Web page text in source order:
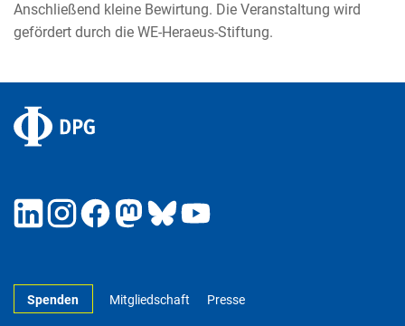
Anschließend kleine Bewirtung. Die Veranstaltung wird
gefördert durch die WE-Heraeus-Stiftung.
Spenden Mitgliedschaft Presse